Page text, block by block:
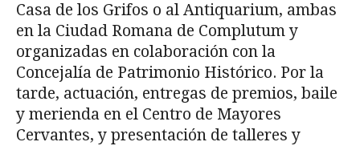
Casa de los Grifos o al Antiquarium, ambas
en la Ciudad Romana de Complutum y
organizadas en colaboración con la
Concejalía de Patrimonio Histórico. Por la
tarde, actuación, entregas de premios, baile
y merienda en el Centro de Mayores
Cervantes, y presentación de talleres y